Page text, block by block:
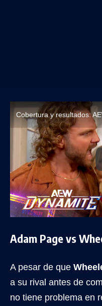
Cobertura y resultados:
Adam Page vs
A pesar de que
a su rival antes de
no tiene problema en